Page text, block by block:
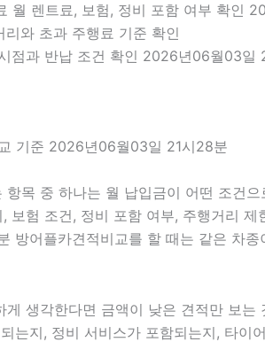
월 렌트료, 보험, 정비 포함 여부 확인
와 초과 주행료 기준 확인
점과 반납 조건 확인 2026년06월03일
기준 2026년06월03일 21시28분
항목 중 하나는 월 납입금이 어떤 조건
보험 조건, 정비 포함 여부, 주행거리
방어플카견적비교를 할 때는 같은 차
게 생각한다면 금액이 낮은 견적만 보
는지, 정비 서비스가 포함되는지, 타